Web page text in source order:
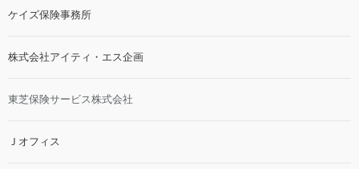
ケイズ保険事務所
株式会社アイティ・エス企画
東芝保険サービス株式会社
Ｊオフィス